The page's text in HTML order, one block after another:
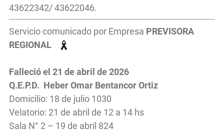
43622342/ 43622046.
Servicio comunicado por Empresa PREVISORA
REGIONAL
Falleció el 21 de abril de 2026
Q.E.P.D. Heber Omar Bentancor Ortiz
Domicilio: 18 de julio 1030
Velatorio: 21 de abril de 12 a 14 hs
Sala N° 2 – 19 de abril 824